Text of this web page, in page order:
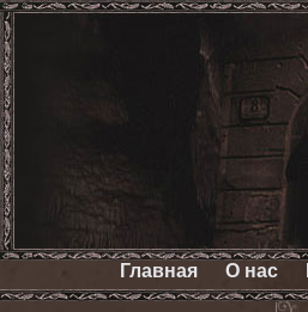
Главная О нас